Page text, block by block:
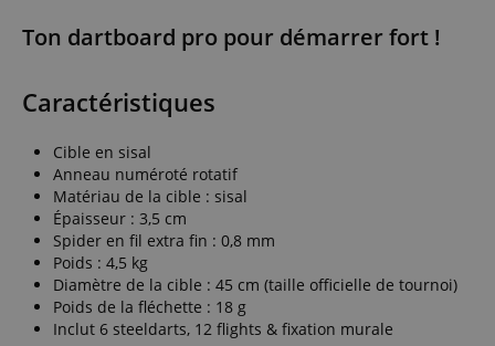
Ton dartboard pro pour démarrer fort !
Caractéristiques
Cible en sisal
Anneau numéroté rotatif
Matériau de la cible : sisal
Épaisseur : 3,5 cm
Spider en fil extra fin : 0,8 mm
Poids : 4,5 kg
Diamètre de la cible : 45 cm (taille officielle de tournoi)
Poids de la fléchette : 18 g
Inclut 6 steeldarts, 12 flights & fixation murale